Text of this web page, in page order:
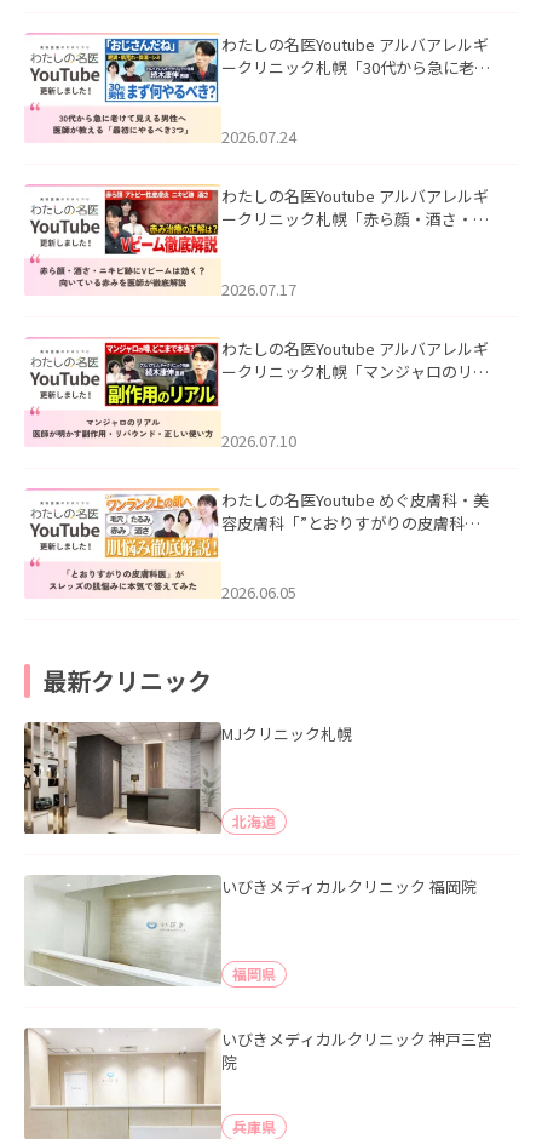
わたしの名医Youtube アルバアレルギ
ークリニック札幌「30代から急に老け
た。
2026.07.24
わたしの名医Youtube アルバアレルギ
ークリニック札幌「赤ら顔・酒さ・ニ
した。
2026.07.17
わたしの名医Youtube アルバアレルギ
ークリニック札幌「マンジャロのリア
た。
2026.07.10
わたしの名医Youtube めぐ皮膚科・美
容皮膚科「”とおりすがりの皮膚科
2026.06.05
最新クリニック
MJクリニック札幌
北海道
いびきメディカルクリニック 福岡院
福岡県
いびきメディカルクリニック 神戸三宮
院
兵庫県